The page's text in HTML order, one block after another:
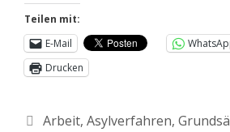
Teilen mit:
E-Mail
Drucken
Arbeit, Asylverfahren,